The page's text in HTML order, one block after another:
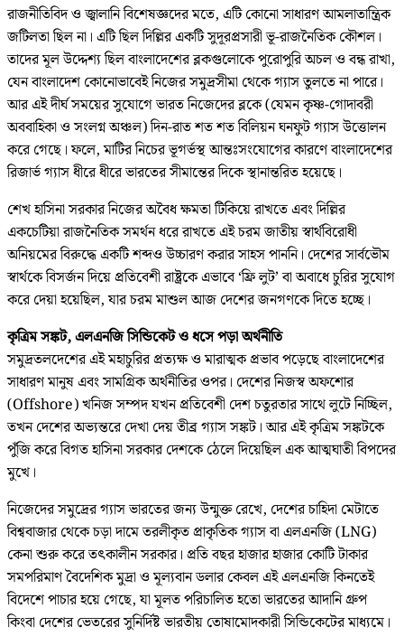
রাজনীতিবিদ ও জ্বালানি বিশেষজ্ঞদের মতে, এটি কোনো সাধারণ আমলাতান্ত্রিক
জটিলতা ছিল না। এটি ছিল দিল্লির একটি সুদূরপ্রসারী ভূ-রাজনৈতিক কৌশল।
তাদের মূল উদ্দেশ্য ছিল বাংলাদেশের ব্লকগুলোকে পুরোপুরি অচল ও বন্ধ রাখা,
যেন বাংলাদেশ কোনোভাবেই নিজের সমুদ্রসীমা থেকে গ্যাস তুলতে না পারে।
আর এই দীর্ঘ সময়ের সুযোগে ভারত নিজেদের ব্লকে (যেমন কৃষ্ণ-গোদাবরী
অববাহিকা ও সংলগ্ন অঞ্চল) দিন-রাত শত শত বিলিয়ন ঘনফুট গ্যাস উত্তোলন
করে গেছে। ফলে, মাটির নিচের ভূগর্ভস্থ আন্তঃসংযোগের কারণে বাংলাদেশের
রিজার্ভ গ্যাস ধীরে ধীরে ভারতের সীমান্তের দিকে স্থানান্তরিত হয়েছে।
শেখ হাসিনা সরকার নিজের অবৈধ ক্ষমতা টিকিয়ে রাখতে এবং দিল্লির
একচেটিয়া রাজনৈতিক সমর্থন ধরে রাখতে এই চরম জাতীয় স্বার্থবিরোধী
অনিয়মের বিরুদ্ধে একটি শব্দও উচ্চারণ করার সাহস পাননি। দেশের সার্বভৌম
স্বার্থকে বিসর্জন দিয়ে প্রতিবেশী রাষ্ট্রকে এভাবে ‘ফ্রি লুট’ বা অবাধে চুরির সুযোগ
করে দেয়া হয়েছিল, যার চরম মাশুল আজ দেশের জনগণকে দিতে হচ্ছে।
কৃত্রিম সঙ্কট, এলএনজি সিন্ডিকেট ও ধসে পড়া অর্থনীতি
সমুদ্রতলদেশের এই মহাচুরির প্রত্যক্ষ ও মারাত্মক প্রভাব পড়েছে বাংলাদেশের
সাধারণ মানুষ এবং সামগ্রিক অর্থনীতির ওপর। দেশের নিজস্ব অফশোর
(Offshore) খনিজ সম্পদ যখন প্রতিবেশী দেশ চতুরতার সাথে লুটে নিচ্ছিল,
তখন দেশের অভ্যন্তরে দেখা দেয় তীব্র গ্যাস সঙ্কট। আর এই কৃত্রিম সঙ্কটকে
পুঁজি করে বিগত হাসিনা সরকার দেশকে ঠেলে দিয়েছিল এক আত্মঘাতী বিপদের
মুখে।
নিজেদের সমুদ্রের গ্যাস ভারতের জন্য উন্মুক্ত রেখে, দেশের চাহিদা মেটাতে
বিশ্ববাজার থেকে চড়া দামে তরলীকৃত প্রাকৃতিক গ্যাস বা এলএনজি (LNG)
কেনা শুরু করে তৎকালীন সরকার। প্রতি বছর হাজার হাজার কোটি টাকার
সমপরিমাণ বৈদেশিক মুদ্রা ও মূল্যবান ডলার কেবল এই এলএনজি কিনতেই
বিদেশে পাচার হয়ে গেছে, যা মূলত পরিচালিত হতো ভারতের আদানি গ্রুপ
কিংবা দেশের ভেতরের সুনির্দিষ্ট ভারতীয় তোষামোদকারী সিন্ডিকেটের মাধ্যমে।